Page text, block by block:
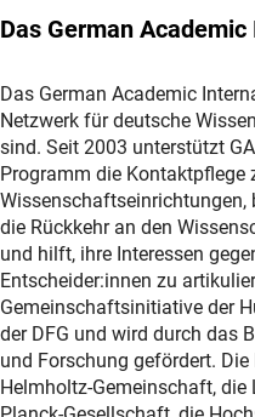
Das German
Das German Academic
Netzwerk für deutsche
sind. Seit 2003 unterstützt
Programm die Kontaktpflege
die Rückkehr an den
und hilft, ihre Interessen
Entscheider:innen zu
Gemeinschaftsinitiative der
der DFG und wird durch das
und Forschung gefördert.
Helmholtz-Gemeinschaft,